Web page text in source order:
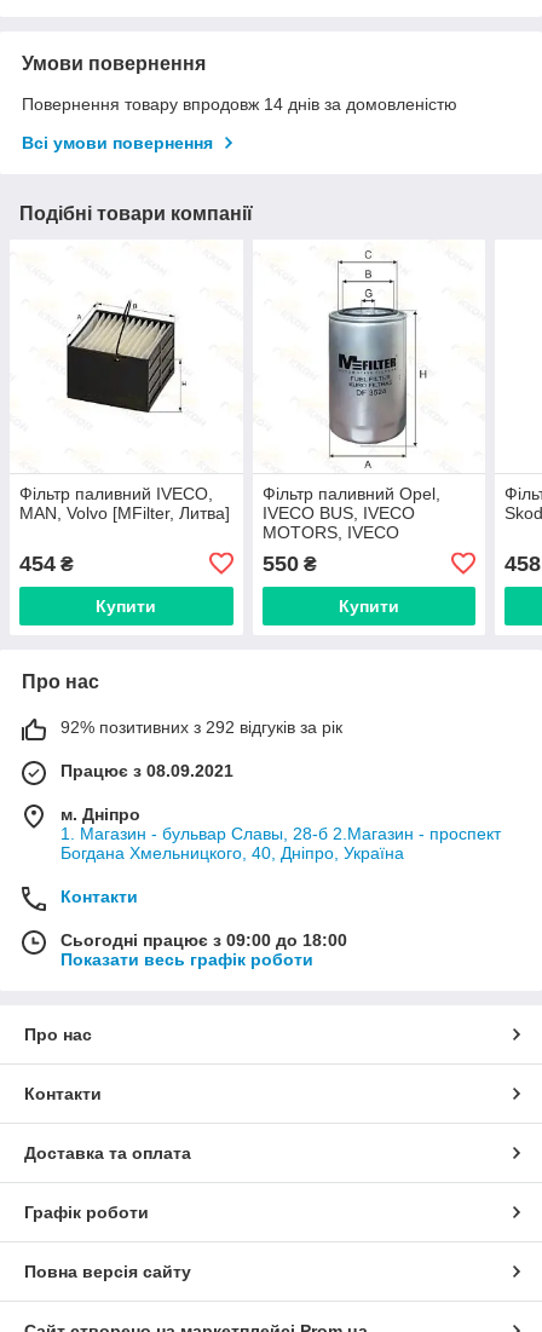
Умови повернення
Повернення товару впродовж 14 днів за домовленістю
Всі умови повернення
Подібні товари компанії
Фільтр паливний IVECO,
MAN, Volvo [MFilter, Литва]
454 ₴
Купити
Фільтр паливний Opel,
IVECO BUS, IVECO
MOTORS, IVECO
TRUCKS, NEW HOLLAND
[MFilter, Литва]
550₴
Купити
458
Про нас
92% позитивних з 292 відгуків за рік
Працює з 08.09.2021
м. Дніпро
1. Магазин - бульвар Славы, 28-б 2.Магазин - проспект
Богдана Хмельницкого, 40, Дніпро, Україна
Контакти
Сьогодні працює з 09:00 до 18:00
Показати весь графік роботи
Про нас
Контакти
Доставка та оплата
Графік роботи
Повна версія сайту